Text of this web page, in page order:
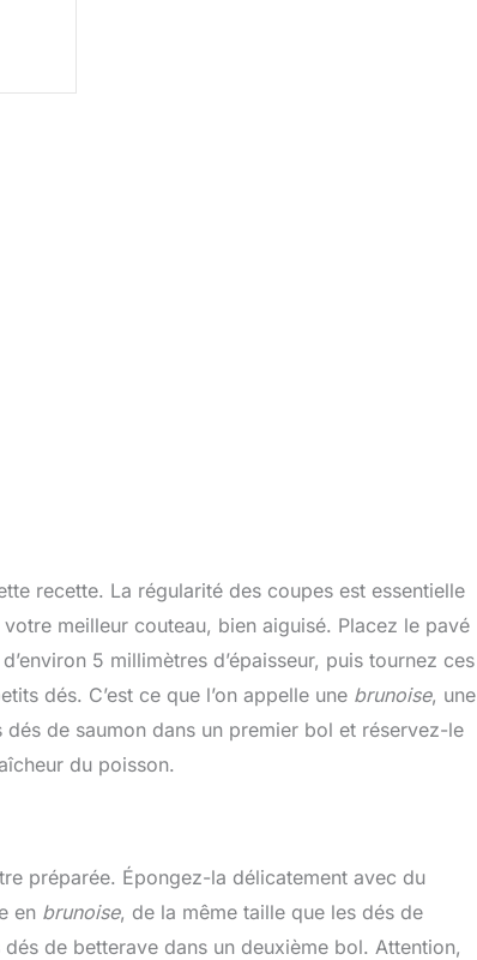
recette. La régularité des coupes est essentielle
meilleur couteau, bien aiguisé. Placez le pavé
5 millimètres d’épaisseur, puis tournez ces
dés. C’est ce que l’on appelle une brunoise, une
de saumon dans un premier bol et réservez-le
du poisson.
préparée. Épongez-la délicatement avec du
en brunoise, de la même taille que les dés de
de betterave dans un deuxième bol. Attention,